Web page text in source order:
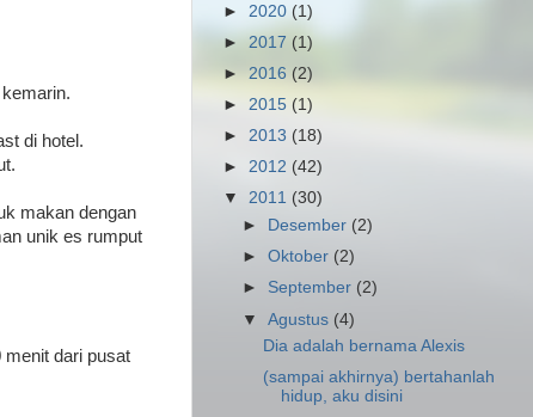
di hotel.
makan dengan
unik es rumput
menit dari pusat
► 2020 (1)
► 2017 (1)
► 2016 (2)
► 2015 (1)
► 2013 (18)
► 2012 (42)
▼ 2011 (30)
►
Desember (2)
►Oktober (2)
► September (2)
▼Agustus (4)
Dia adalah bernama Alexis
(sampai akhirnya) bertahanlah
hidup, aku disini